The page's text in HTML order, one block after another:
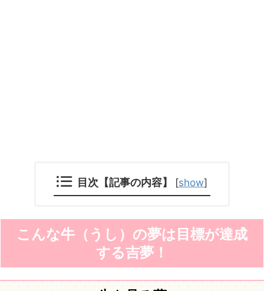
目次【記事の内容】 [show]
こんな牛（うし）の夢は目標が達成
する吉夢！